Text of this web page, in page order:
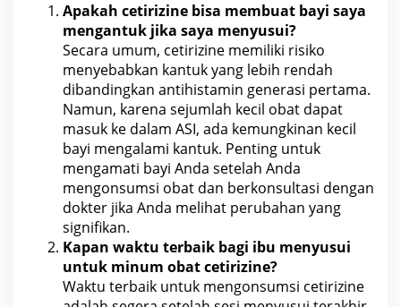
Apakah cetirizine bisa membuat bayi saya
mengantuk jika saya menyusui?
Secara umum, cetirizine memiliki risiko
menyebabkan kantuk yang lebih rendah
dibandingkan antihistamin generasi pertama.
Namun, karena sejumlah kecil obat dapat
masuk ke dalam ASI, ada kemungkinan kecil
bayi mengalami kantuk. Penting untuk
mengamati bayi Anda setelah Anda
mengonsumsi obat dan berkonsultasi dengan
dokter jika Anda melihat perubahan yang
signifikan.
Kapan waktu terbaik bagi ibu menyusui
untuk minum obatcetirizine?
Waktu terbaik untuk mengonsumsi cetirizine